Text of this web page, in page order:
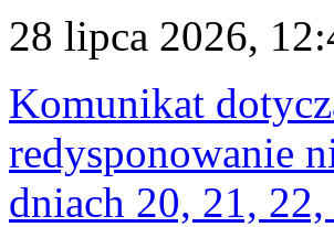
28 lipca 2026,
Komunikat
redysponowanie
dniach 20, 21,